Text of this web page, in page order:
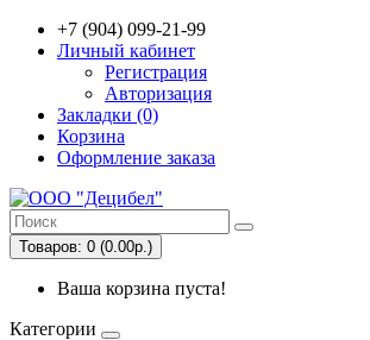
+7 (904) 099-21-99
Личный кабинет
Регистрация
Авторизация
Закладки (0)
Корзина
Оформление заказа
Товаров: 0 (0.00р.)
Ваша корзина пуста!
Категории